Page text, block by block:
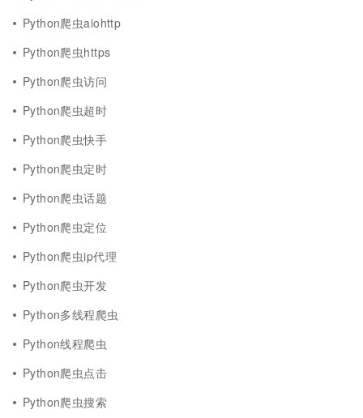
Python爬虫aiohttp
Python爬虫https
Python爬虫访问
Python爬虫超时
Python爬虫快手
Python爬虫定时
Python爬虫话题
Python爬虫定位
Python爬虫ip代理
Python爬虫开发
Python多线程爬虫
Python线程爬虫
Python爬虫点击
Python爬虫搜索